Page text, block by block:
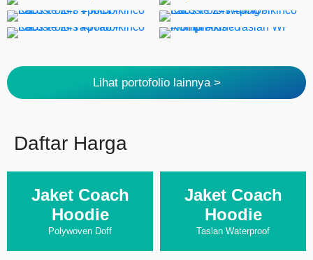
Lihat portofolio lainnya >
Daftar Harga
Jaket Coach
Hoodie
Polywoven Doff
Jaket Coach
Hoodie
Taslan Waterproof